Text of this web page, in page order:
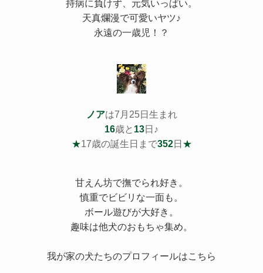
持病に負けず、元気いっぱい。
天真爛漫で可愛いヤツ♪
永遠の一歳児！？
ノアは7月25日生まれ
16歳と 13日♪
★17歳の誕生日まで352日 ★
甘えん坊で撫でられ好き。
慎重でビビリな一面も。
ボール遊びが大好き。
趣味は他犬のおもちゃ集め。
我が家の犬たちのプロフィールはこちら